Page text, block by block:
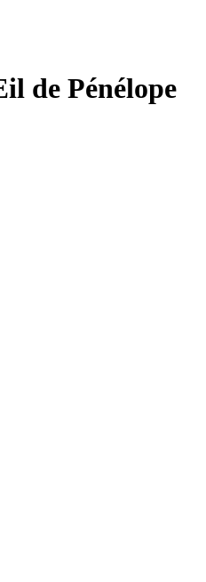
de Pénélope